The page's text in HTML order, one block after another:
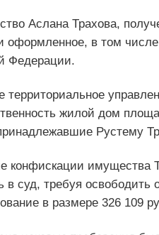
Аслана Трахова,
оформленное, в том
Федерации.
территориальное
жилой дом
Рустему
конфискации имущества
суд, требуя освободить
в размере 326 109